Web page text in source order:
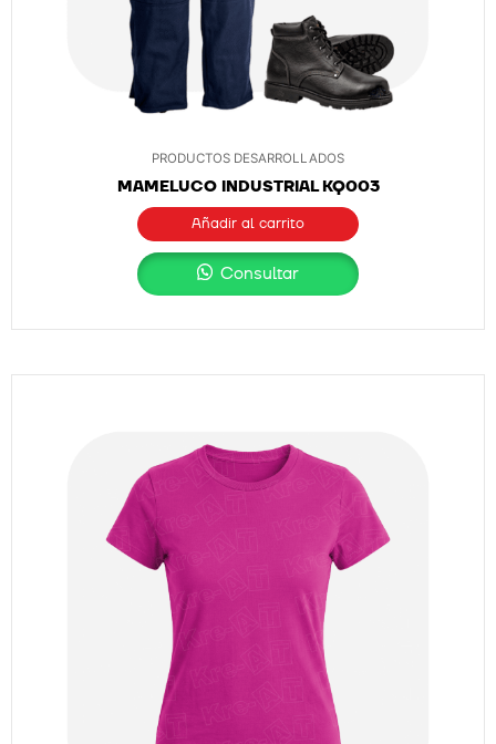
PRODUCTOS DESARROLLADOS
MAMELUCO INDUSTRIAL KQ003
Añadir al carrito
Consultar